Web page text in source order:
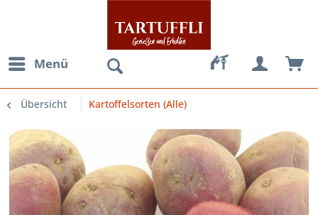
Menü
Übersicht Kartoffelsorten (Alle)